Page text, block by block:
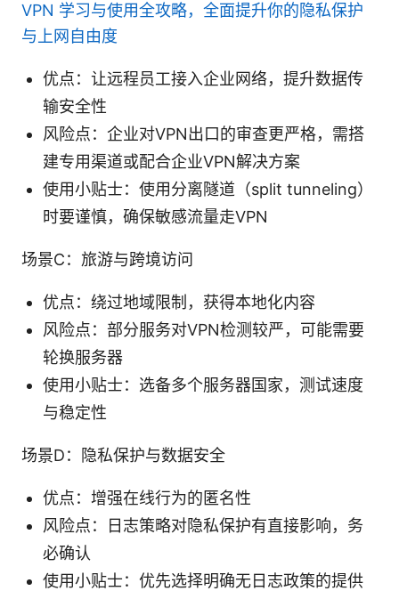
VPN 学习与使用全攻略，全面提升你的隐私保护
与上网自由度
优点：让远程员工接入企业网络，提升数据传
输安全性
风险点：企业对VPN出口的审查更严格，需搭
建专用渠道或配合企业VPN解决方案
使用小贴士：使用分离隧道（split tunneling）
时要谨慎，确保敏感流量走VPN
场景C：旅游与跨境访问
优点：绕过地域限制，获得本地化内容
风险点：部分服务对VPN检测较严，可能需要
轮换服务器
使用小贴士：选备多个服务器国家，测试速度
与稳定性
场景D：隐私保护与数据安全
优点：增强在线行为的匿名性
风险点：日志策略对隐私保护有直接影响，务
必确认
使用小贴士：优先选择明确无日志政策的提供